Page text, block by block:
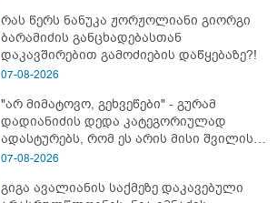
ბარამიძე კი ტყუის"
რას წერს ნანუკა ჟორჟოლიანი გიორგი
ბარამიძის განცხადებასთან
დაკავშირებით გამოძიების დაწყებაზე?!
07-08-2026
"არ მიმატოვო, გეხვეწები" - გუ­რა­მ
დადიანიძის დედა კა­ტე­გო­რი­უ­ლად
ადას­ტუ­რებს, რომ ეს არის მისი შვი­ლის
ხმა
07-08-2026
გიგა ავალიანის საქმეზე დაკავებული